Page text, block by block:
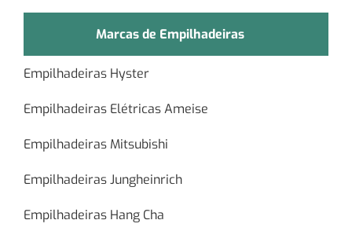
Marcas de Empilhadeiras
Empilhadeiras Hyster
Empilhadeiras Elétricas Ameise
Empilhadeiras Mitsubishi
Empilhadeiras Jungheinrich
Empilhadeiras Hang Cha